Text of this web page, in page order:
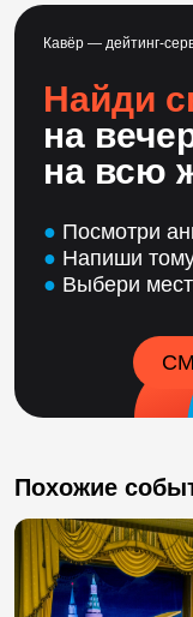
Кавёр — дейтинг-
Найди
на
на всю
● Посмотри
● Напиши
● Выбери
Похожие